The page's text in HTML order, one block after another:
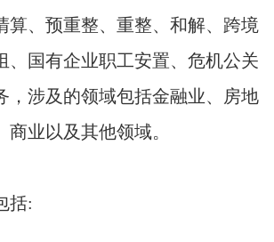
算、预重整、重整、和解、跨境
、国有企业职工安置、危机公关
，涉及的领域包括金融业、房地
商业以及其他领域。
括: